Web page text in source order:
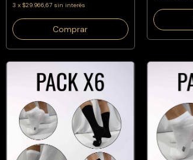
3 x $29.966,67 sin interés
Comprar